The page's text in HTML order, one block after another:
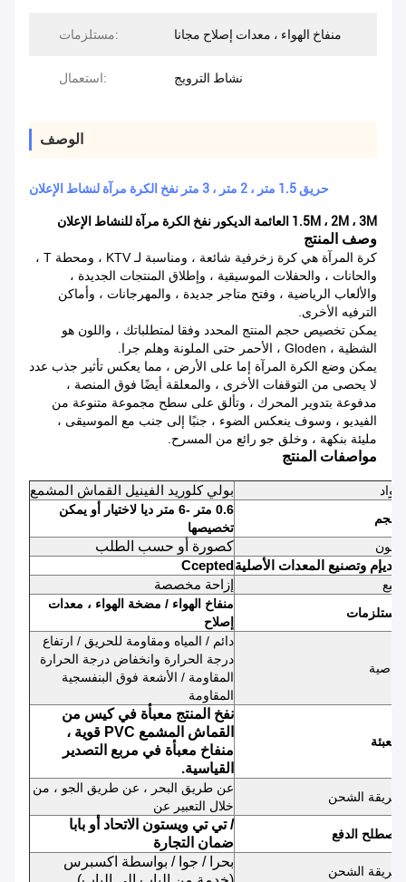
مستلزمات: منفاخ الهواء ، معدات إصلاح مجانا
استعمال: نشاط الترويج
الوصف
حريق 1.5 متر ، 2 متر ، 3 متر نفخ الكرة مرآة لنشاط الإعلان
1.5M ، 2M ، 3M العائمة الديكور نفخ الكرة مرآة للنشاط الإعلان
وصف المنتج
كرة المرآة هي كرة زخرفية شائعة ، ومناسبة لـ KTV ، ومحطة T ،
والحانات ، والحفلات الموسيقية ، وإطلاق المنتجات الجديدة ،
والألعاب الرياضية ، وفتح متاجر جديدة ، والمهرجانات ، وأماكن
الترفيه الأخرى.
يمكن تخصيص حجم المنتج المحدد وفقا لمتطلباتك ، واللون هو
الشظية ، Gloden ، الأحمر حتى الملونة وهلم جرا.
يمكن وضع الكرة المرآة إما على الأرض ، مما يعكس تأثير جذب عدد
لا يحصى من التوقفات الأخرى ، والمعلقة أيضًا فوق المنصة ،
مدفوعة بتدوير المحرك ، وتألق على سطح مجموعة متنوعة من
الفيديو ، وسوف ينعكس الضوء ، جنبًا إلى جنب مع الموسيقى ،
مليئة بنكهة ، وخلق جو رائع من المسرح.
مواصفات المنتج
مواد بولي كلوريد الفينيل القماش المشمع
بحجم
0.6 متر -6 متر ديا لاختيار أو يمكن
تخصيصها
اللون
كصورة أو حسب الطلب
أوديإم وتصنيع المعدات الأصلية Ccepted
طبع إزاحة مخصصة
مستلزمات
منفاخ الهواء / مضخة الهواء ، معدات
إصلاح
خاصية
دائم / المياه ومقاومة للحريق / ارتفاع
درجة الحرارة وانخفاض درجة الحرارة
المقاومة / الأشعة فوق البنفسجية
المقاومة
التعبئة
نفخ المنتج معبأة في كيس من
القماش المشمع PVC قوية ،
منفاخ معبأة في مربع التصدير
القياسية.
طريقة الشحن
عن طريق البحر ، عن طريق الجو ، من
خلال التعبير عن
مصطلح الدفع
/ تي تي ويستون الاتحاد أو بابا
ضمان التجارة
طريقة الشحن
بحرا / جوا / بواسطة اكسبرس